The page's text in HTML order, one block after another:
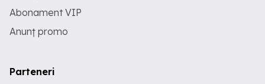
Abonament VIP
Anunț promo
Parteneri